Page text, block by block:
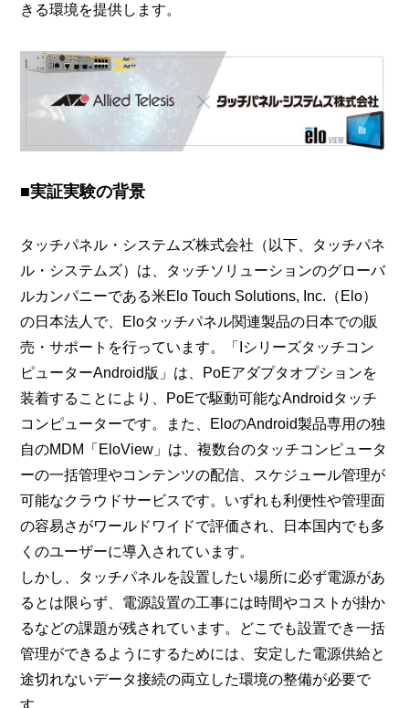
きる環境を提供します。
■実証実験の背景
タッチパネル・システムズ株式会社（以下、タッチパネ
ル・システムズ）は、タッチソリューションのグローバ
ルカンパニーである米Elo Touch Solutions, Inc.（Elo）
の日本法人で、Eloタッチパネル関連製品の日本での販
売・サポートを行っています。「Iシリーズタッチコン
ピューターAndroid版」は、PoEアダプタオプションを
装着することにより、PoEで駆動可能なAndroidタッチ
コンピューターです。また、EloのAndroid製品専用の独
自のMDM「EloView」は、複数台のタッチコンピュータ
ーの一括管理やコンテンツの配信、スケジュール管理が
可能なクラウドサービスです。いずれも利便性や管理面
の容易さがワールドワイドで評価され、日本国内でも多
くのユーザーに導入されています。
しかし、タッチパネルを設置したい場所に必ず電源があ
るとは限らず、電源設置の工事には時間やコストが掛か
るなどの課題が残されています。どこでも設置でき一括
管理ができるようにするためには、安定した電源供給と
途切れないデータ接続の両立した環境の整備が必要で
す。